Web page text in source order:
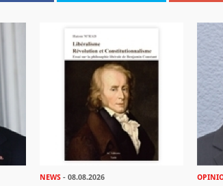
résultats », a souligné le général de brigade
la santé militaire et Sfax pour cette nouvelle
de toute l’équipe médicale et paramédicale
en charge des patients dans de très
Yedes, fondateur du service de neurochirurgie
médecin Ammar, et une véritable
sans cesse à aller encore plus en avant. »
NEWS - 08.08.2026